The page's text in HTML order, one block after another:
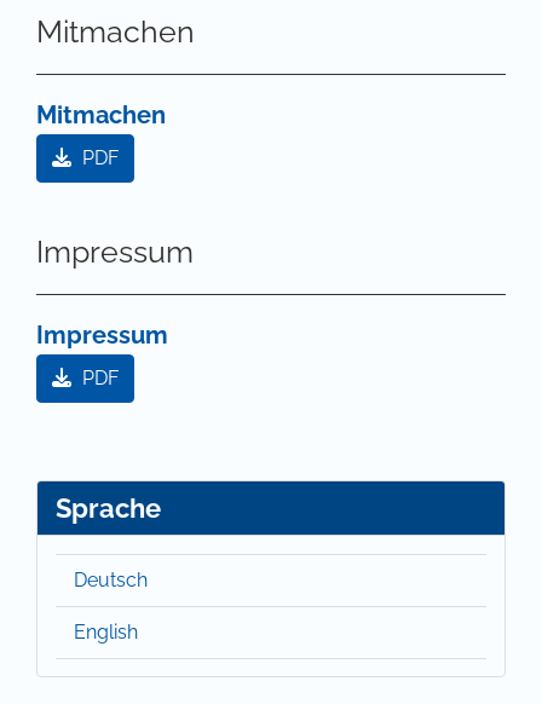
Mitmachen
Mitmachen
PDF
Impressum
Impressum
PDF
Sprache
Deutsch
English